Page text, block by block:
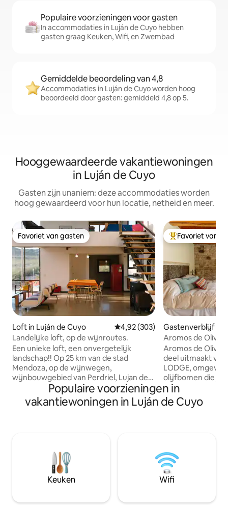
Populaire voorzieningen voor gasten
In accommodaties in Luján de Cuyo hebben
gasten graag Keuken, Wifi, en Zwembad
Gemiddelde beoordeling van 4,8
Accommodaties in Luján de Cuyo worden hoog
beoordeeld door gasten: gemiddeld 4,8 op 5.
Hooggewaardeerde vakantiewoningen
in Luján de Cuyo
Gasten zijn unaniem: deze accommodaties worden
hoog gewaardeerd voor hun locatie, netheid en meer.
Favoriet van gasten
Favoriet van gasten
Loft in Luján de Cuyo Gemiddelde beoordeling van
4,92 (303)
Landelijke loft, op de wijnroutes.
Een unieke loft, een onvergetelijk
landschap!! Op 25 km van de stad
Mendoza, op de wijnwegen,
wijnbouwgebied van Perdriel, Lujan de
Cuyo, geboorteplaats van Malbec-wijn.
In de omgeving zijn er boerderijen,
wijngaarden en restaurants. Ideaal voor
personen of een groep van 4, die geen
privacy in de slaapkamer nodig hebben.
Je kunt er met de taxi komen, maar het
is raadzaam om met de auto te gaan.
Topfavoriet van
Favoriet van
Gastenverblijf in
uyo
Aromos de
de Coria
Aromos de
deel uitmaakt van
LODGE,
olijfbomen die je
rusten. Het stadje Chacras de Coria is
een wijngebied,
en culturele
en geprobeerd
te stellen om van
ervaring te
Populaire voorzieningen in
vakantiewoningen in Luján de Cuyo
Keuken Wifi